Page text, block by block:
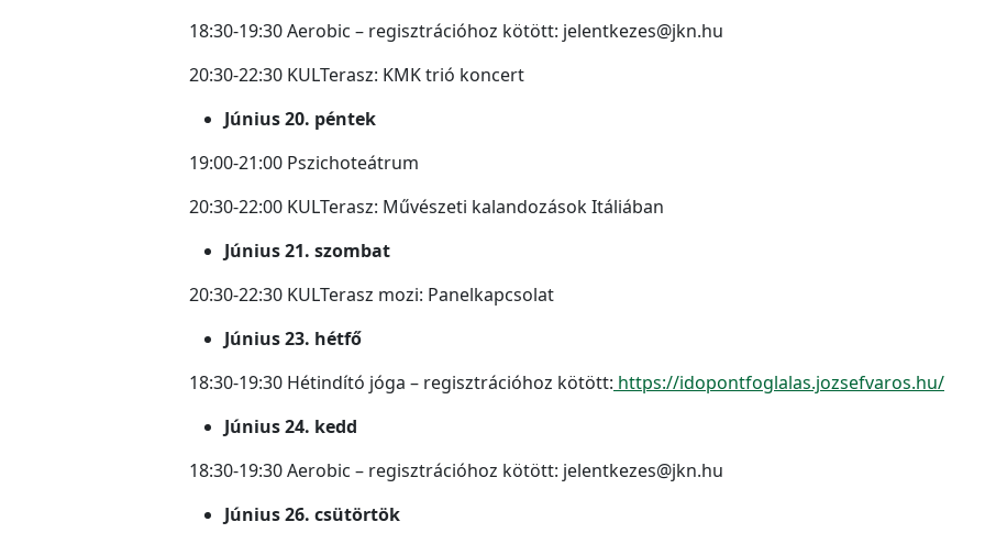
18:30-19:30 Aerobic – regisztrációhoz kötött: jelentkezes@jkn.hu
20:30-22:30 KULTerasz: KMK trió koncert
Június 20. péntek
19:00-21:00 Pszichoteátrum
20:30-22:00 KULTerasz: Művészeti kalandozások Itáliában
Június 21. szombat
20:30-22:30 KULTerasz mozi: Panelkapcsolat
Június 23. hétfő
18:30-19:30 Hétindító jóga – regisztrációhoz kötött: https://idopontfoglalas.jozsefvaros.hu/
Június 24. kedd
18:30-19:30 Aerobic – regisztrációhoz kötött: jelentkezes@jkn.hu
Június 26. csütörtök